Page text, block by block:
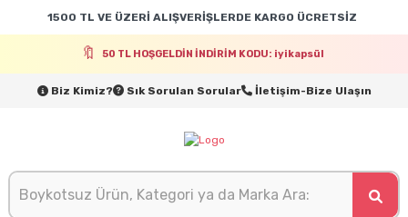
1500 TL VE ÜZERİ ALIŞVERİŞLERDE KARGO ÜCRETSİZ
50 TL HOŞGELDİN İNDİRİM KODU: iyikapsül
Biz Kimiz? Sık Sorulan Sorular İletişim-Bize Ulaşın